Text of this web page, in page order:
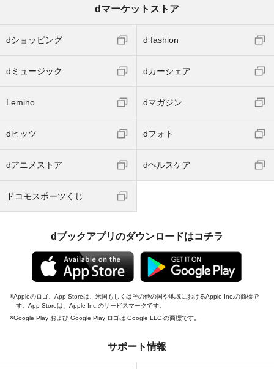
dマーケットストア
dショッピング d fashion
dミュージック dカーシェア
Lemino dマガジン
dヒッツ dフォト
dアニメストア dヘルスケア
ドコモスポーツくじ
dブックアプリのダウンロードはコチラ
Appleのロゴ、App Storeは、米国もしくはその他の国や地域におけるApple Inc.の商標で
す。App Storeは、Apple Inc.のサービスマークです。
Google Play および Google Play ロゴは Google LLC の商標です。
サポート情報